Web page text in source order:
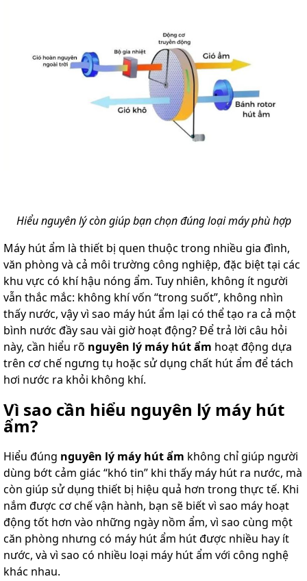
Hiểu nguyên lý còn giúp bạn chọn đúng loại máy phù hợp
Máy hút ẩm là thiết bị quen thuộc trong nhiều gia đình,
văn phòng và cả môi trường công nghiệp, đặc biệt tại các
khu vực có khí hậu nóng ẩm. Tuy nhiên, không ít người
vẫn thắc mắc: không khí vốn “trong suốt”, không nhìn
thấy nước, vậy vì sao máy hút ẩm lại có thể tạo ra cả một
bình nước đầy sau vài giờ hoạt động? Để trả lời câu hỏi
này, cần hiểu rõ nguyên lý máy hút ẩm hoạt động dựa
trên cơ chế ngưng tụ hoặc sử dụng chất hút ẩm để tách
hơi nước ra khỏi không khí.
Vì sao cần hiểu nguyên lý máy hút
ẩm?
Hiểu đúng nguyên lý máy hút ẩm không chỉ giúp người
dùng bớt cảm giác “khó tin” khi thấy máy hút ra nước, mà
còn giúp sử dụng thiết bị hiệu quả hơn trong thực tế. Khi
nắm được cơ chế vận hành, bạn sẽ biết vì sao máy hoạt
động tốt hơn vào những ngày nồm ẩm, vì sao cùng một
căn phòng nhưng có máy hút ẩm hút được nhiều hay ít
nước, và vì sao có nhiều loại máy hút ẩm với công nghệ
khác nhau.